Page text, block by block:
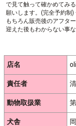
で見て触って確かめてみ
願いします。(完全予約制)
もちろん販売後のアフタ
迎えた後もわからない事
店名
責任者
動物取扱業
犬舎